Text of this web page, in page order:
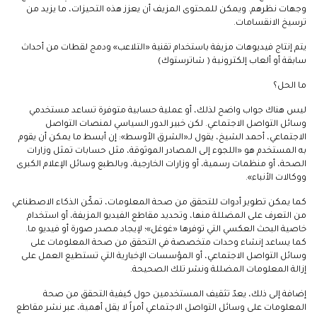
وجهات نظرهم. ويمكن للمحتوى المزيف أن يعزز هذه التحيزات، ما يزيد من
ترسيخ الانقسامات.
يتم إنتاج فيديوهات مزيفة باستخدام تقنية «التلاعب» ودمج لقطات من أحداث
سابقة أو ألعاب إلكترونية ( شاترستوك)
ما الحل؟
ليس هناك جواب واضح لذلك، أو عملية حسابية متوفرة تساعد مستخدمي
وسائل التواصل الاجتماعي. لكن خبير الدور السياسي لمنصات التواصل
الاجتماعي، أحمد الشيخ، يقول لـ«الشرق الأوسط»: إن أبسط ما يمكن أن يقوم
به المستخدم هو «اللجوء إلى المصادر الموثوقة، مثل حسابات تمثل وزارات
الصحة، أو منظمات رسمية، أو وزارات الخارجية، وبالطبع وسائل الإعلام الكبرى
ووكالات الأنباء».
كما يمكن تطوير أدوات للتحقق من صحة المعلومات، تمكّن الذكاء الاصطناعي
من التعرف على المضللة منها، وتحديد مقاطع الفيديو المزيفة، أو استخدام
خاصية البحث العكسي التي توفرها «غوغل»؛ لإيجاد مصدر صورة أو فيديو ما.
كما يساعد إنشاء وحدات متخصصة في التحقق من صحة المعلومات على
وسائل التواصل الاجتماعي، أو المؤسسات الإخبارية التي تستطيع العمل على
إزالة المعلومات المضللة ونشر تلك الصحيحة.
إضافة إلى ذلك، يعدّ تثقيف المستخدمين حول كيفية التحقق من صحة
المعلومات على وسائل التواصل الاجتماعي أمراً لا يقل أهمية، عبر نشر مقاطع